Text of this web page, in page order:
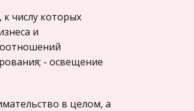
числу которых
и
- освещение
в целом, а